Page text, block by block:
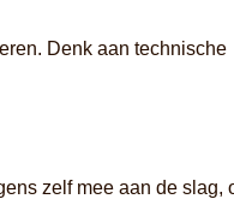
Denk aan technische
zelf mee aan de slag,